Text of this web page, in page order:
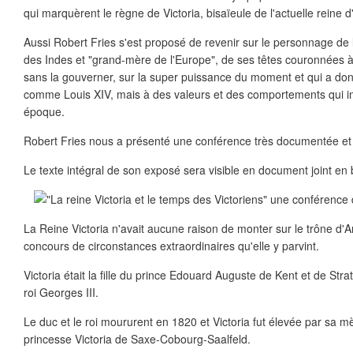
qui marquèrent le règne de Victoria, bisaïeule de l'actuelle reine
Aussi Robert Fries s'est proposé de revenir sur le personnage
des Indes et "grand-mère de l'Europe", de ses têtes couronnées
sans la gouverner, sur la super puissance du moment et qui a
comme Louis XIV, mais à des valeurs et des comportements qui
époque.
Robert Fries nous a présenté une conférence très documentée
Le texte intégral de son exposé sera visible en document joint en
La Reine Victoria n'avait aucune raison de monter sur le trône
concours de circonstances extraordinaires qu'elle y parvint.
Victoria était la fille du prince Edouard Auguste de Kent et de
roi Georges III.
Le duc et le roi moururent en 1820 et Victoria fut élevée par sa
princesse Victoria de Saxe-Cobourg-Saalfeld.